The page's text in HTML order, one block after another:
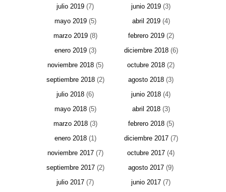
julio 2019 (7) junio 2019 (3)
mayo 2019(5) abril 2019(4)
marzo 2019(8) febrero 2019(2)
enero 2019(3) diciembre 2018(6)
noviembre 2018(5) octubre 2018 (2)
septiembre 2018(2) agosto 2018 (3)
julio 2018 (6) junio 2018 (4)
mayo 2018(5) abril 2018(3)
marzo 2018(3) febrero 2018(5)
enero 2018(1) diciembre 2017(7)
noviembre 2017(7) octubre 2017 (4)
septiembre 2017(2) agosto 2017 (9)
julio 2017 (7) junio 2017 (7)